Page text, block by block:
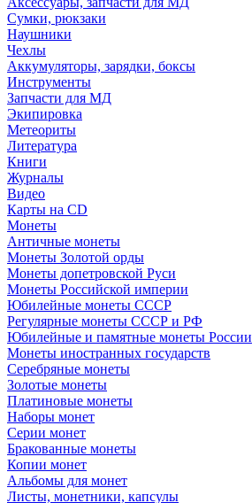
Сумки, рюкзаки
Наушники
Чехлы
Аккумуляторы, зарядки, боксы
Инструменты
Запчасти для МД
Экипировка
Метеориты
Литература
Книги
Журналы
Видео
Карты на CD
Монеты
Античные монеты
Монеты Золотой орды
Монеты допетровской Руси
Монеты Российской империи
Юбилейные монеты СССР
Регулярные монеты СССР и РФ
Юбилейные и памятные монеты России
Монеты иностранных государств
Серебряные монеты
Золотые монеты
Платиновые монеты
Наборы монет
Серии монет
Бракованные монеты
Копии монет
Альбомы для монет
Листы, монетники, капсулы